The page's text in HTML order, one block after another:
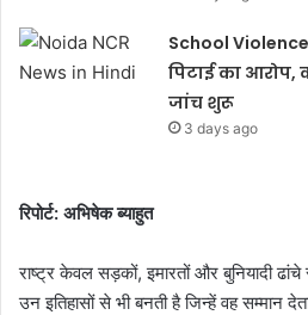
School
पिटाई का
जांच शुरू
3 days ago
रिपोर्ट: अभिषेक ब्याहुत
राष्ट्र केवल सड़कों, इमारतों और बुनियादी
उन इतिहासों से भी बनती है जिन्हें वह सम्मान